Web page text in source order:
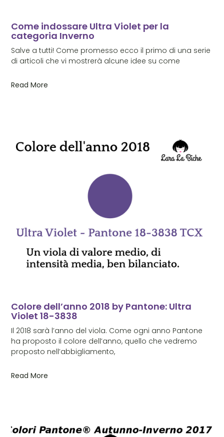
Come indossare Ultra Violet per la
categoria Inverno
Salve a tutti! Come promesso ecco il primo di una serie
di articoli che vi mostrerà alcune idee su come
Read More
Colore dell’anno 2018 by Pantone: Ultra
Violet 18-3838
Il 2018 sarà l’anno del viola. Come ogni anno Pantone
ha proposto il colore dell’anno, quello che vedremo
proposto nell’abbigliamento,
Read More